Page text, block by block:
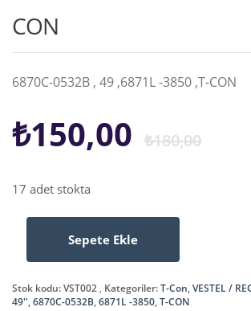
CON
6870C-0532B , 49 ,6871L -3850 ,T-CON
₺180,00
₺150,00
Şu
17 adet stokta
,
49
Sepete Ekle
Stok kodu:VST002 Kategoriler:T-Con,VESTEL /
49'',6870C-0532B,6871L -3850,T-CON